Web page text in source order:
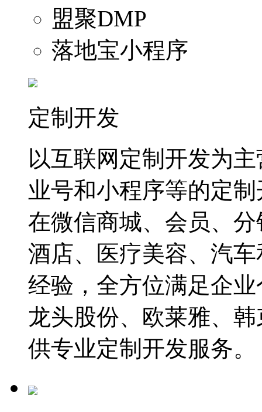
盟聚DMP
落地宝小程序
定制开发
以互联网定制开发为
业号和小程序等的定
在微信商城、会员、
酒店、医疗美容、汽
经验，全方位满足企
龙头股份、欧莱雅、
供专业定制开发服务。